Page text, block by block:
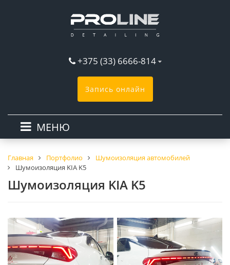
+375 (33) 6666-814
Запись онлайн
МЕНЮ
Главная Портфолио
Шумоизоляция автомобилей
Шумоизоляция KIA K5
Шумоизоляция KIA K5